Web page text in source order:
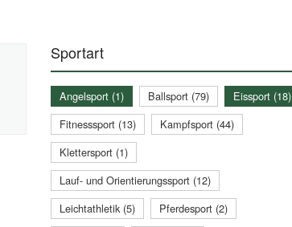
Sportart
Angelsport (1) Ballsport (79)
Eissport (18)
Fitnesssport (13)
Kampfsport (44)
Klettersport (1)
Lauf- und Orientierungssport (12)
Leichtathletik (5)
Pferdesport (2)